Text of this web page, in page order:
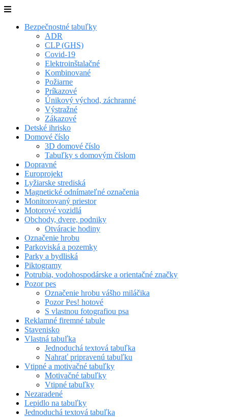
Bezpečnostné tabuľky
ADR
CLP (GHS)
Covid-19
Elektroinštalačné
Kombinované
Požiarne
Príkazové
Únikový východ, záchranné
Výstražné
Zákazové
Detské ihrisko
Domové číslo
3D domové číslo
Tabuľky s domovým číslom
Dopravné
Europrojekt
Lyžiarske strediská
Magnetické odnímateľné označenia
Monitorovaný priestor
Motorové vozidlá
Obchody, dvere, podniky
Otváracie hodiny
Označenie hrobu
Parkoviská a pozemky
Parky a bydliská
Piktogramy
Potrubia, vodohospodárske a orientačné značky
Pozor pes
Označenie hrobu vášho miláčika
Pozor Pes! hotové
S vlastnou fotografiou psa
Reklamné firemné tabule
Stavenisko
Vlastná tabuľka
Jednoduchá textová tabuľka
Nahrať pripravenú tabuľku
Vtipné a motivačné tabuľky
Motivačné tabuľky
Vtipné tabuľky
Nezaradené
Lepidlo na tabuľky
Jednoduchá textová tabuľka